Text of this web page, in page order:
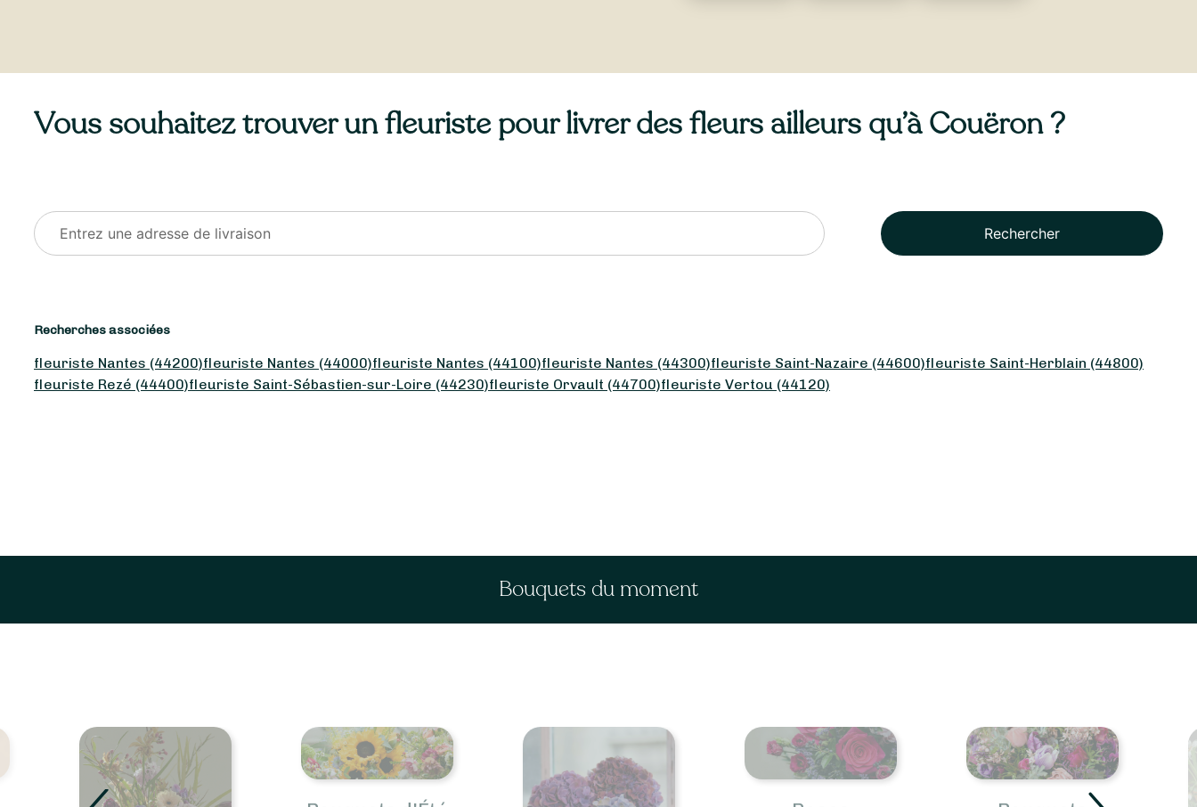
Vous souhaitez trouver un fleuriste pour livrer des fleurs ailleurs qu’à Couëron ?
Rechercher
Recherches associées
fleuriste Nantes (44200)fleuriste Nantes (44000)fleuriste Nantes (44100)fleuriste Nantes (44300)fleuriste Saint-Nazaire (44600)fleuriste Saint-Herblain (44800)
fleuriste Rezé (44400)fleuriste Saint-Sébastien-sur-Loire (44230)fleuriste Orvault (44700)fleuriste Vertou (44120)
Bouquets du moment